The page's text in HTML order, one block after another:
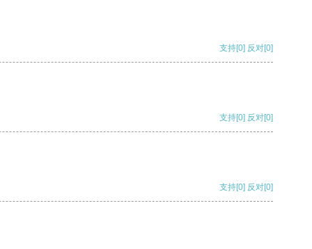
支持[0] 反对[0]
支持[0] 反对[0]
支持[0] 反对[0]